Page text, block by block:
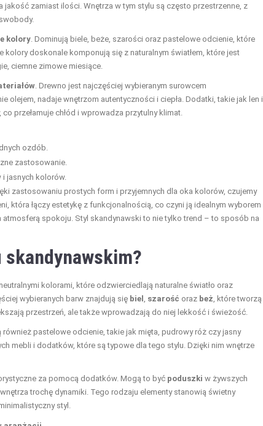
jakość zamiast ilości. Wnętrza w tym stylu są często przestrzenne, z
kolory . Dominują biele, beże, szarości oraz pastelowe odcienie, które
doskonale komponują się z naturalnym światłem, które jest
ciemne zimowe miesiące.
. Drewno jest najczęściej wybieranym surowcem
nadaje wnętrzom autentyczności i ciepła. Dodatki, takie jak len i
przełamuje chłód i wprowadza przytulny klimat.
ozdób.
zastosowanie.
i jasnych kolorów.
zastosowaniu prostych form i przyjemnych dla oka kolorów, czujemy
która łączy estetykę z funkcjonalnością, co czyni ją idealnym wyborem
spokoju. Styl skandynawski to nie tylko trend – to sposób na
kolorami, które odzwierciedlają naturalne światło oraz
wybieranych barw znajdują się biel szarość oraz beż , które tworzą
przestrzeń, ale także wprowadzają do niej lekkość i świeżość.
pastelowe odcienie, takie jak mięta, pudrowy róż czy jasny
mebli i dodatków, które są typowe dla tego stylu. Dzięki nim wnętrze
za pomocą dodatków. Mogą to być poduszki w żywszych
trochę dynamiki. Tego rodzaju elementy stanowią świetny
styl.